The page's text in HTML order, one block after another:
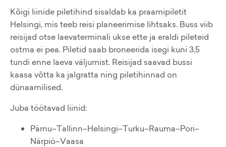
Kõigi liinide piletihind sisaldab ka praamipiletit
Helsingi, mis teeb reisi planeerimise lihtsaks. Buss viib
reisijad otse laevaterminali ukse ette ja eraldi pileteid
ostma ei pea. Piletid saab broneerida isegi kuni 3,5
tundi enne laeva väljumist. Reisijad saavad bussi
kaasa võtta ka jalgratta ning piletihinnad on
dünaamilised.
Juba töötavad liinid:
Pärnu–Tallinn–Helsingi–Turku–Rauma–Pori–
Närpiö–Vaasa